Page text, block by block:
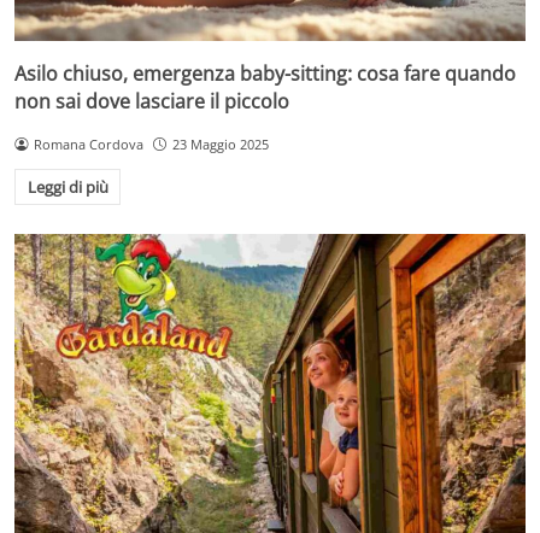
Asilo chiuso, emergenza baby-sitting: cosa fare quando
non sai dove lasciare il piccolo
Romana Cordova 23 Maggio 2025
Leggi di più